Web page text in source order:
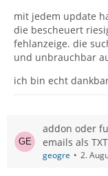
mit jedem update
die bescheuert
fehlanzeige. die
und unbrauchbar
ich bin echt
addon oder
emails als TXT
geogre 2.